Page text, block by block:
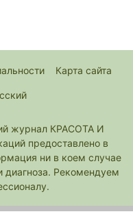
Карта сайта
журнал КРАСОТА И
предоставлено в
ни в коем случае
диагноза. Рекомендуем